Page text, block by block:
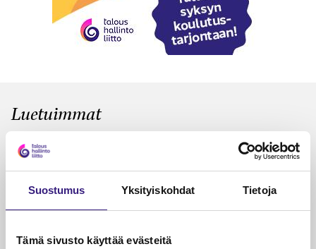
Suostumus Yksityiskohdat Tietoja
Tämä sivusto käyttää evästeitä
Luetuimmat
Kulu­veloitukset arvon­lisä­
verotuksessa – omien kulujen
veloitus, kulujen edelleen­
veloitus ja läpi­laskutus
Petri Salomaa